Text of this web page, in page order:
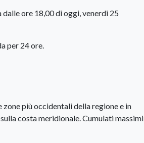
ore 18,00 di oggi, venerdi 25
per 24 ore.
più occidentali della regione e in
costa meridionale. Cumulati massimi